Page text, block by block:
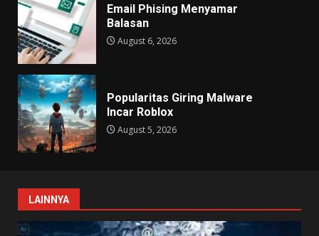
Email Phising Menyamar
Balasan
August 6, 2026
Popularitas Giring Malware
Incar Roblox
August 5, 2026
LAINNYA